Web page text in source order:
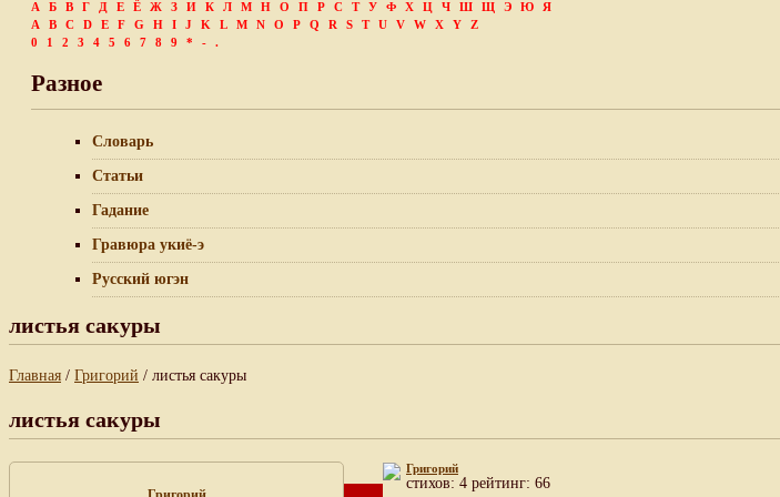
А Б В Г Д Е Ё Ж З И К Л М Н О П Р С Т У Ф Х Ц Ч Ш Щ Э Ю
Я
A
B C D E F G H I J K L M N O P Q R S T U V W X Y
Z
0
1 2 3 4 5 6 7 8 9 * - .
Разное
Словарь
Статьи
Гадание
Гравюра укиё-э
Русский югэн
листья сакуры
Главная / Григорий / листья сакуры
листья сакуры
Григорий
cтихов: 4 рейтинг: 66